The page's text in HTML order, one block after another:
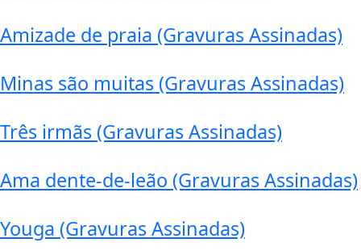
Amizade de praia (Gravuras Assinadas)
Minas são muitas (Gravuras Assinadas)
Três irmãs (Gravuras Assinadas)
Ama dente-de-leão (Gravuras Assinadas)
Youga (Gravuras Assinadas)